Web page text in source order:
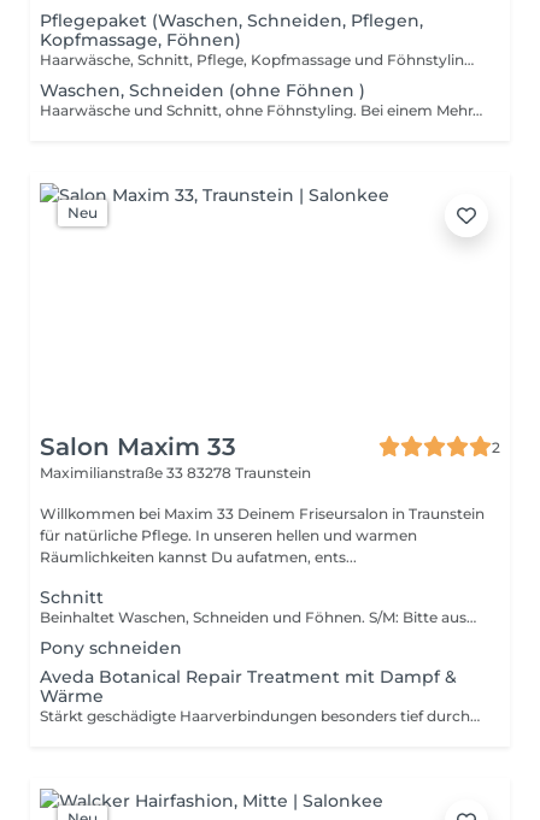
Pflegepaket (Waschen, Schneiden, Pflegen,
Kopfmassage, Föhnen)
Haarwäsche, Schnitt, Pflege, Kopfmassage und Föhnstyling im Paket. Preis ab 70 . Bei Mehraufwand behalten wir uns vor, den Preis entsprechend anzupassen.
Waschen, Schneiden (ohne Föhnen )
Haarwäsche und Schnitt, ohne Föhnstyling. Bei einem Mehraufwand behalten wir uns vor, den Preis entsprechend anzupassen.
Neu
Salon Maxim 33
2
Maximilianstraße 33 83278 Traunstein
Willkommen bei Maxim 33 Deinem Friseursalon in Traunstein
für natürliche Pflege. In unseren hellen und warmen
Räumlichkeiten kannst Du aufatmen, ents...
Schnitt
Beinhaltet Waschen, Schneiden und Föhnen. S/M: Bitte auswählen bei feinem bis normalem Haar. L/XL: Bitte auswählen bei sehr vielen Haaren oder aufwändigem Haarschnitt.
Pony schneiden
Aveda Botanical Repair Treatment mit Dampf &
Wärme
Stärkt geschädigte Haarverbindungen besonders tief durch den Einsatz von Wärme und Dampf. Ideal nach Coloration.